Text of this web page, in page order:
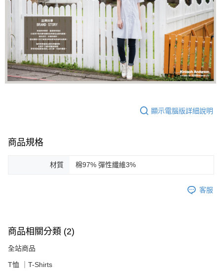
顯示電腦版詳細說明
商品規格
材質 棉97% 彈性纖維3%
客服
商品相關分類 (2)
全站商品
T恤 ｜T-Shirts